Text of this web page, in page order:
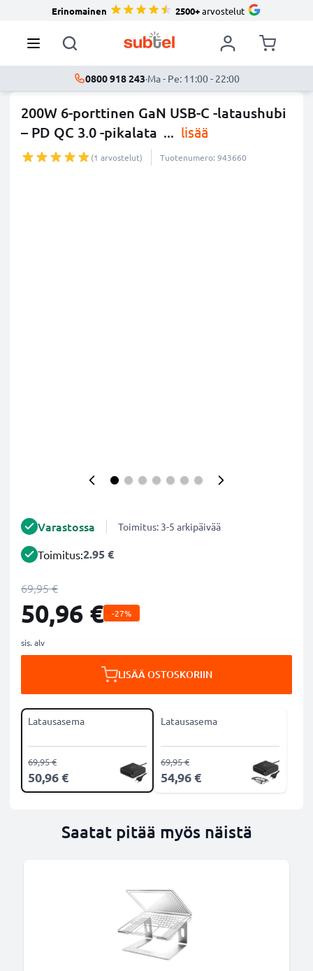
Erinomainen 2500+arvostelut
0800 918 243·Ma - Pe: 11:00 - 22:00
200W 6-porttinen GaN USB-C -lataushubi
– PD QC 3.0 -pikalata ... lisää
(1 arvostelut) Tuotenumero: 943660
Varastossa Toimitus: 3-5 arkipäivää
Toimitus:2.95 €
69,95 €
50,96 € -27%
sis. alv
LISÄÄ OSTOSKORIIN
Latausasema
50,96 €
69,95 €
Latausasema
54,96 €
69,95 €
Saatat pitää myös näistä